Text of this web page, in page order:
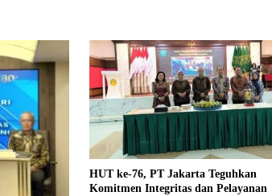
HUT ke-76, PT Jakarta Teguhkan
Komitmen Integritas dan Pelayanan